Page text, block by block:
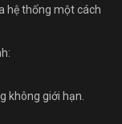
hệ thống một cách
không giới hạn.